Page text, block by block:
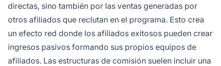
directas, sino también por las ventas generadas por
otros afiliados que reclutan en el programa. Esto crea
un efecto red donde los afiliados exitosos pueden crear
ingresos pasivos formando sus propios equipos de
afiliados. Las estructuras de comisión suelen incluir una